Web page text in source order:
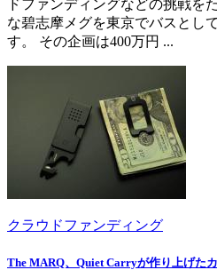
ドファンディングなどの挑戦を
な碧志摩メグを東京でバスとし
す。 その企画は400万円 ...
クラウドファンディング
The MARQ、Quiet Carryが作り上げた